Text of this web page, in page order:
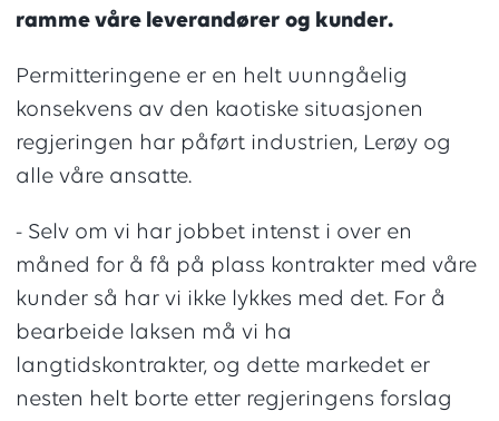
ramme våre leverandører og kunder.
Permitteringene er en helt uunngåelig
konsekvens av den kaotiske situasjonen
regjeringen har påført industrien, Lerøy og
alle våre ansatte.
- Selv om vi har jobbet intenst i over en
måned for å få på plass kontrakter med våre
kunder så har vi ikke lykkes med det. For å
bearbeide laksen må vi ha
langtidskontrakter, og dette markedet er
nesten helt borte etter regjeringens forslag